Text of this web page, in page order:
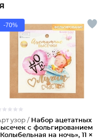
-70%
узор / Набор ацетатных
с фольгированием
на ночь», 11 ×